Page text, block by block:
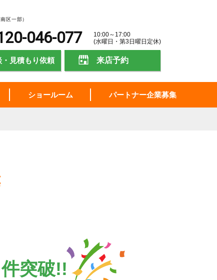
区一部）
046-077
10:00～17:00
(水曜日・第3日曜日定休)
・見積もり依頼 来店予約
ショールーム パートナー企業募集
件突破!!